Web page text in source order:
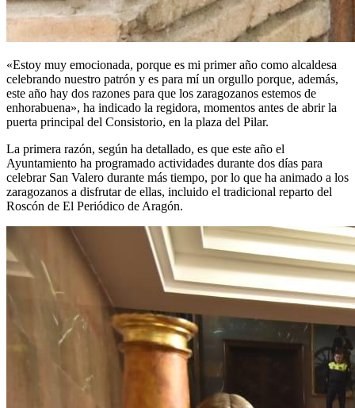
«Estoy muy emocionada, porque es mi primer año como alcaldesa
celebrando nuestro patrón y es para mí un orgullo porque, además,
este año hay dos razones para que los zaragozanos estemos de
enhorabuena», ha indicado la regidora, momentos antes de abrir la
puerta principal del Consistorio, en la plaza del Pilar.
La primera razón, según ha detallado, es que este año el
Ayuntamiento ha programado actividades durante dos días para
celebrar San Valero durante más tiempo, por lo que ha animado a los
zaragozanos a disfrutar de ellas, incluido el tradicional reparto del
Roscón de El Periódico de Aragón.